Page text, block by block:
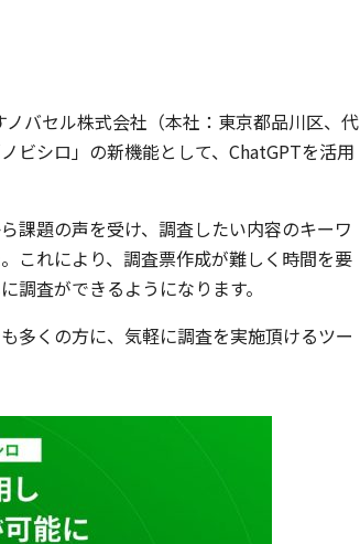
バセル株式会社（本社：東京都品川区、代
ビシロ」の新機能として、ChatGPTを活用
課題の声を受け、調査したい内容のキーワ
これにより、調査票作成が難しく時間を要
調査ができるようになります。
多くの方に、気軽に調査を実施頂けるツー